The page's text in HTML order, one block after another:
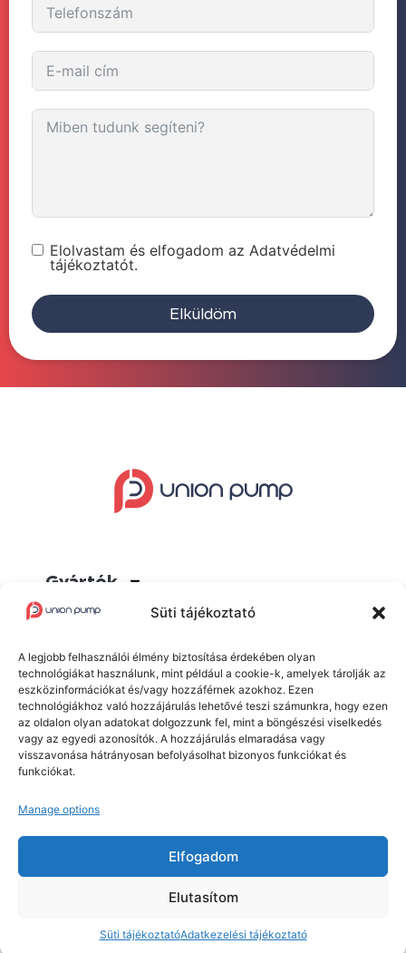
Süti tájékoztató
A legjobb felhasználói élmény biztosítása érdekében olyan
technológiákat használunk, mint például a cookie-k, amelyek tárolják az
eszközinformációkat és/vagy hozzáférnek azokhoz. Ezen
technológiákhoz való hozzájárulás lehetővé teszi számunkra, hogy ezen
az oldalon olyan adatokat dolgozzunk fel, mint a böngészési viselkedés
vagy az egyedi azonosítók. A hozzájárulás elmaradása vagy
visszavonása hátrányosan befolyásolhat bizonyos funkciókat és
funkciókat.
Manage options
Elfogadom
Elutasítom
Süti tájékoztatóAdatkezelési tájékoztató
Elolvastam és elfogadom az Adatvédelmi
tájékoztatót.
Elküldöm
Gyártók
Blog
Union Pump Kft. © 2025 Minden jog fenntartva.
Adatvédelmi tájékoztatóSüti tájékoztató
Az oldalt készítette:Empire Design